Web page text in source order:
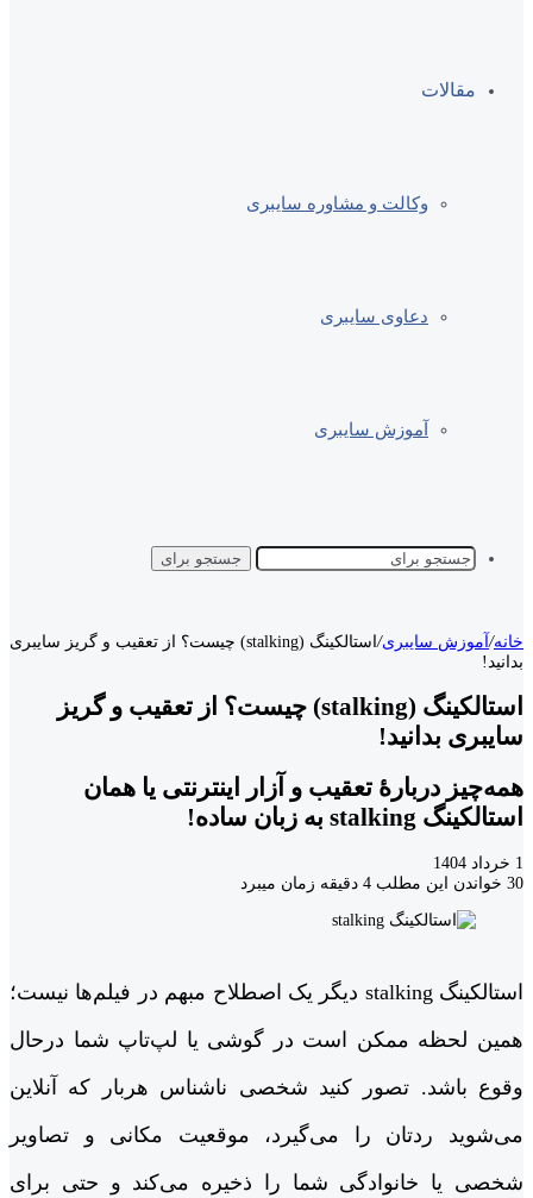
مقالات
وکالت و مشاوره سایبری
دعاوی سایبری
آموزش سایبری
جستجو برای
خانه/آموزش سایبری/
استالکینگ (stalking) چیست؟ از تعقیب و گریز سایبری
بدانید!
استالکینگ (stalking) چیست؟ از تعقیب و گریز
سایبری بدانید!
همه‌چیز دربارۀ تعقیب و آزار اینترنتی یا همان
استالکینگ stalking به زبان ساده!
1 خرداد 1404
30 خواندن این مطلب 4 دقیقه زمان میبرد
استالکینگ stalking دیگر یک اصطلاح مبهم در فیلم‌ها نیست؛
همین لحظه ممکن است در گوشی یا لپ‌تاپ شما درحال
وقوع باشد. تصور کنید شخصی ناشناس هربار که آنلاین
می‌شوید ردتان را می‌گیرد، موقعیت مکانی و تصاویر
شخصی یا خانوادگی شما را ذخیره می‌کند و حتی برای